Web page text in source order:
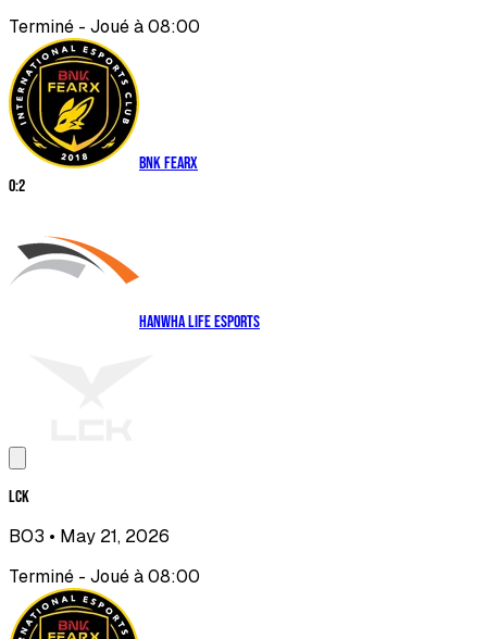
Terminé - Joué à 08:00
BNK FEARX
0:2
Hanwha Life Esports
LCK
BO3 • May 21, 2026
Terminé - Joué à 08:00